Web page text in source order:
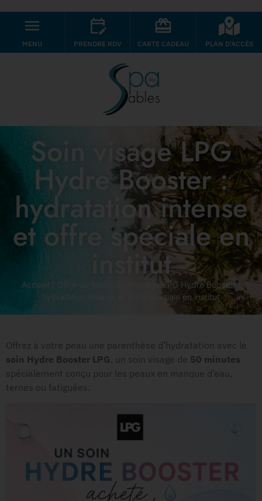
MENU PRENDRE RDV CARTE CADEAU PLAN D'ACCÉS
Soin visage LPG
Hydre Booster :
hydratation intense
et offre spéciale en
institut
Accueil Offre du Mois
/ Soin visage LPG Hydre Booster :
hydratation intense et offre spéciale en institut
Offrez à votre peau une parenthèse d’hydratation avec le
soin Hydre Booster LPG , un soin visage de 50 minutes
spécialement conçu pour les peaux en manque d’eau,
ternes ou fatiguées.